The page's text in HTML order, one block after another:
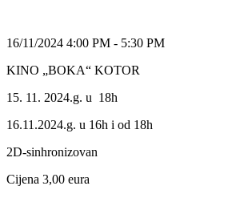
16/11/2024 4:00 PM - 5:30 PM
KINO „BOKA“ KOTOR
15. 11. 2024.g. u 18h
16.11.2024.g. u 16h i od 18h
2D-sinhronizovan
Cijena 3,00 eura